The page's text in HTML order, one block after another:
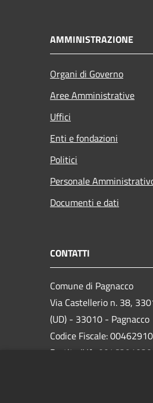
AMMINISTRAZIONE
Organi di Governo
Aree Amministrative
Uffici
Enti e fondazioni
Politici
Personale
Documenti e dati
CONTATTI
Comune di Pagnacco
Via Castellerio n. 38,
(UD) - 33010 - Pagnacco
Codice Fiscale:
Partita IVA: